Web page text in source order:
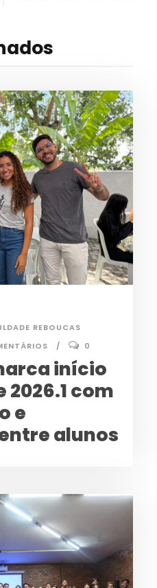
REBOUCAS
0
início
com
e
alunos